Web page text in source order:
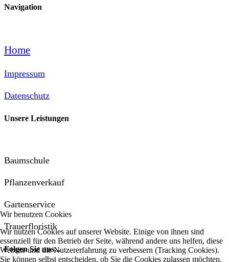
Navigation
Home
Impressum
Datenschutz
Unsere Leistungen
Baumschule
Pflanzenverkauf
Gartenservice
Trauerfloristik
Folgen Sie uns...
Wir benutzen Cookies
Wir nutzen Cookies auf unserer Website. Einige von ihnen sind
essenziell für den Betrieb der Seite, während andere uns helfen, diese
Website und die Nutzererfahrung zu verbessern (Tracking Cookies).
Sie können selbst entscheiden, ob Sie die Cookies zulassen möchten.